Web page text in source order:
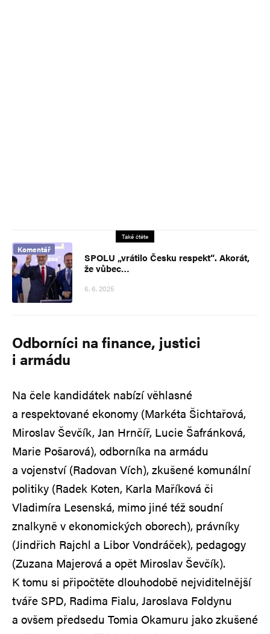
Také čtěte
Komentář
SPOLU „vrátilo Česku respekt“. Akorát,
že vůbec…
6. 6. 2025
Odborníci na finance, justici
i armádu
Na čele kandidátek nabízí věhlasné
a respektované ekonomy (Markéta Šichtařová,
Miroslav Ševčík, Jan Hrnčíř, Lucie Šafránková,
Marie Pošarová), odborníka na armádu
a vojenství (Radovan Vích), zkušené komunální
politiky (Radek Koten, Karla Maříková či
Vladimíra Lesenská, mimo jiné též soudní
znalkyně v ekonomických oborech), právníky
(Jindřich Rajchl a Libor Vondráček), pedagogy
(Zuzana Majerová a opět Miroslav Ševčík).
K tomu si připočtěte dlouhodobě nejviditelnější
tváře SPD, Radima Fialu, Jaroslava Foldynu
a ovšem předsedu Tomia Okamuru jako zkušené